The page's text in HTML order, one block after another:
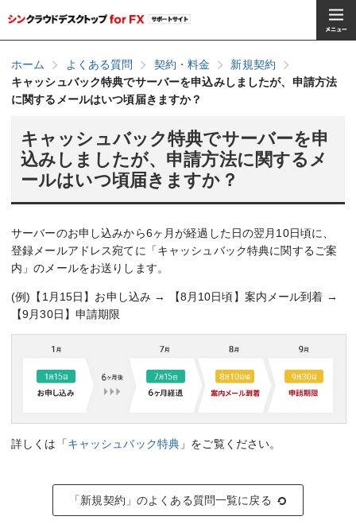
ホーム よくある質問 契約・料金
新規契約
キャッシュバック特典でサーバーを申込みしましたが、申請方法
に関するメールはいつ頃届きますか？
キャッシュバック特典でサーバーを申
込みしましたが、申請方法に関するメ
ールはいつ頃届きますか？
サーバーのお申し込みから6ヶ月が経過した日の翌月10日頃に、
登録メールアドレス宛てに「キャッシュバック特典に関するご案
内」のメールをお送りします。
(例)【1月15日】お申し込み → 【8月10日頃】案内メール到着 →
【9月30日】申請期限
詳しくは「キャッシュバック特典 」をご覧ください。
「新規契約」のよくある質問一覧に戻る